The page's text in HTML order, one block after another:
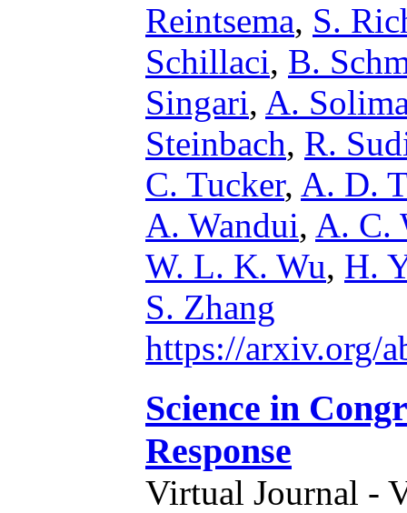
Reintsema, S.
Schillaci, B.
Singari, A.
Steinbach, R.
C. Tucker, A. D.
A. Wandui, A. C.
W. L. K. Wu, H.
S. Zhang
https://arxiv.org/
Science in
Response
Virtual Journal -